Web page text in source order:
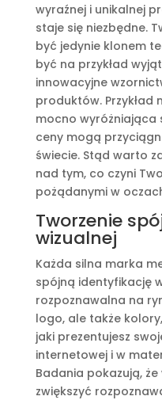
wyraźnej i unikalnej
staje się niezbędne.
być jedynie klonem
być na przykład
innowacyjne
produktów. Przykład
mocno wyróżniająca
ceny mogą
świecie. Stąd warto
nad tym, co czyni
pożądanymi w
Tworzenie
wizualnej
Każda silna marka
spójną identyfikację
rozpoznawalna na
logo, ale także
jaki prezentujesz
internetowej i w
Badania pokazują,
zwiększyć